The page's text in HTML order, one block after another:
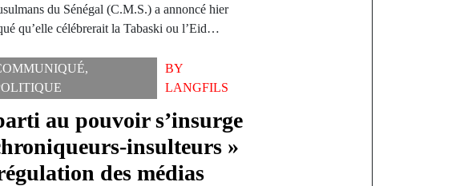
du Sénégal (C.M.S.) a annoncé hier
qu’elle célébrerait la Tabaski ou l’Eid…
,
BY
LANGFILS
au pouvoir s’insurge
insulteurs »
des médias